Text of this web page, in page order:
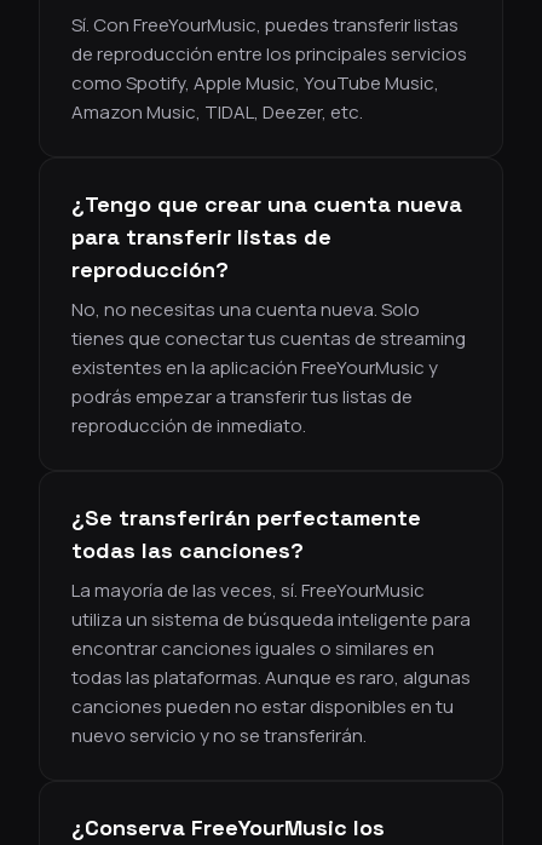
Sí. Con FreeYourMusic, puedes transferir listas
de reproducción entre los principales servicios
como Spotify, Apple Music, YouTube Music,
Amazon Music, TIDAL, Deezer, etc.
¿Tengo que crear una cuenta nueva
para transferir listas de
reproducción?
No, no necesitas una cuenta nueva. Solo
tienes que conectar tus cuentas de streaming
existentes en la aplicación FreeYourMusic y
podrás empezar a transferir tus listas de
reproducción de inmediato.
¿Se transferirán perfectamente
todas las canciones?
La mayoría de las veces, sí. FreeYourMusic
utiliza un sistema de búsqueda inteligente para
encontrar canciones iguales o similares en
todas las plataformas. Aunque es raro, algunas
canciones pueden no estar disponibles en tu
nuevo servicio y no se transferirán.
¿Conserva FreeYourMusic los